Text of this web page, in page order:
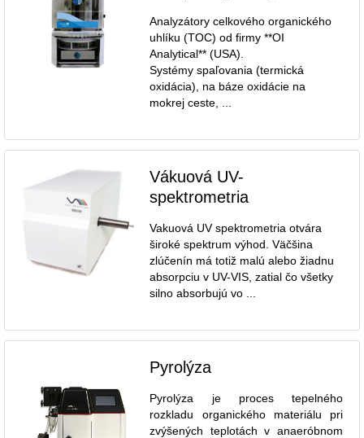
Analyzátory celkového organického
uhlíku (TOC) od firmy **OI
Analytical** (USA).
Systémy spaľovania (termická
oxidácia), na báze oxidácie na
mokrej ceste, ...
Vákuová UV-
spektrometria
Vakuová UV spektrometria otvára
široké spektrum výhod. Väčšina
zlúčenín má totiž malú alebo žiadnu
absorpciu v UV-VIS, zatial čo všetky
silno absorbujú vo ...
Pyrolýza
Pyrolýza je proces tepelného
rozkladu organického materiálu pri
zvýšených teplotách v anaeróbnom